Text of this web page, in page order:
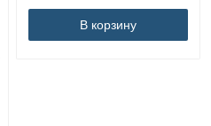
В корзину